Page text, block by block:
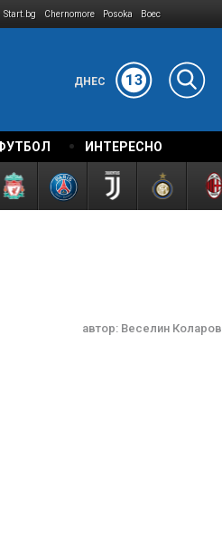
Start.bg Chernomore Posoka Boec
ДНЕС 13
ИНТЕРЕСНО
автор: Веселин Коларов